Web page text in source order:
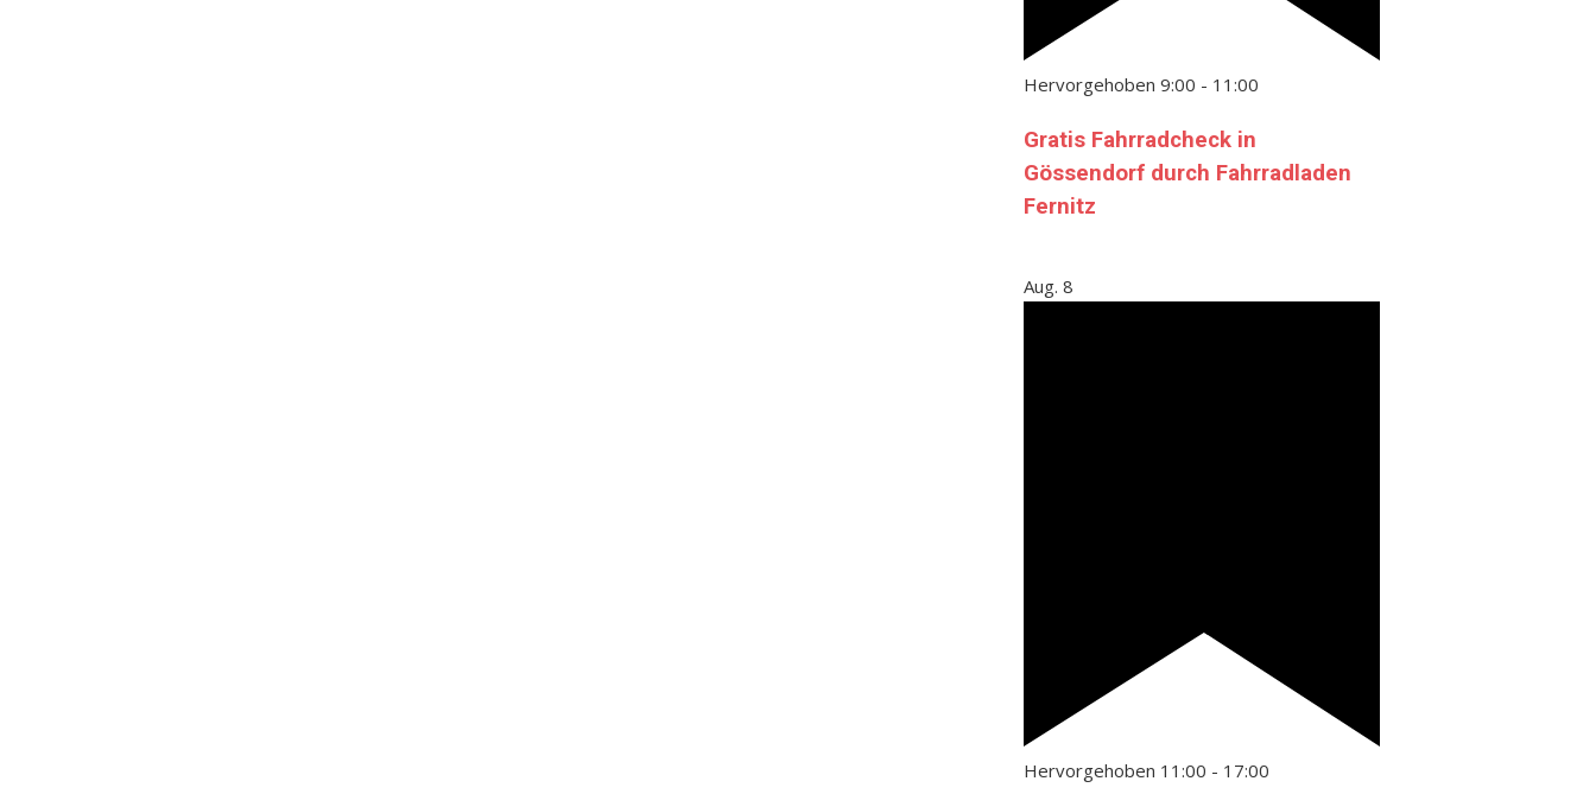
Hervorgehoben 9:00 - 11:00
Gratis Fahrradcheck in
Gössendorf durch Fahrradladen
Fernitz
Aug. 8
Hervorgehoben 11:00 - 17:00